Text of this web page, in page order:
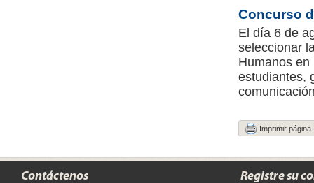
Concurso
El día 6 de
seleccionar
Humanos
estudiantes,
Imprimir página
Contáctenos Registre su